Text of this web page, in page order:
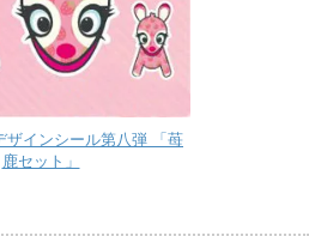
ザインシール第八弾 「苺
鹿セット」